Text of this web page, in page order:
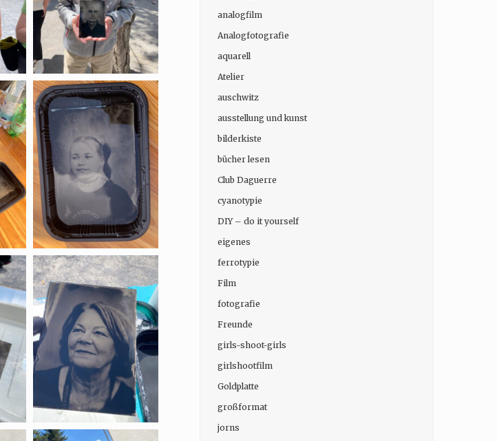
analogfilm
Analogfotografie
aquarell
Atelier
auschwitz
ausstellung und kunst
bilderkiste
bücher lesen
Club Daguerre
cyanotypie
DIY – do it yourself
eigenes
ferrotypie
Film
fotografie
Freunde
girls-shoot-girls
girlshootfilm
Goldplatte
großformat
jorns